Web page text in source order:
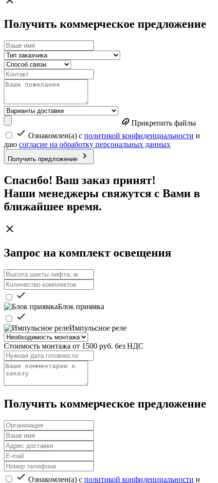
Получить коммерческое предложение
Прикрепить файлы
Ознакомлен(а) с политикой конфиденциальности и
даю согласие на обработку персональных данных
Получить предложение
Спасибо! Ваш заказ принят!
Наши менеджеры свяжутся с Вами в
ближайшее время.
Запрос на комплект освещения
Блок приямка
Импульсное реле
Стоимость монтажа от 1500 руб. без НДС
Получить коммерческое предложение
Ознакомлен(а) с политикой конфиденциальности и